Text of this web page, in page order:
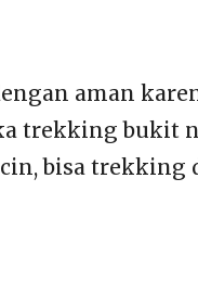
aman
trekking bukit
bisa trekking